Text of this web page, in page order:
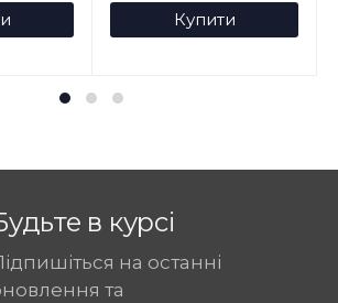
Купити
в курсі
на останні
та